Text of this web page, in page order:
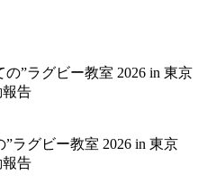
”ラグビー教室 2026 in 東京
告